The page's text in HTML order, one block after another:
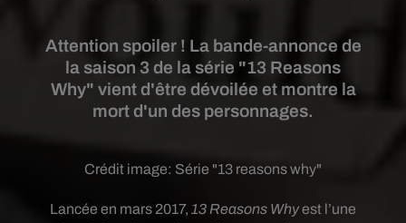
Attention spoiler ! La bande-annonce de
la saison 3 de la série "13 Reasons
Why" vient d'être dévoilée et montre la
mort d'un des personnages.
Crédit image: Série "13 reasons why"
Lancée en mars 2017, 13 Reasons Whyest l’une